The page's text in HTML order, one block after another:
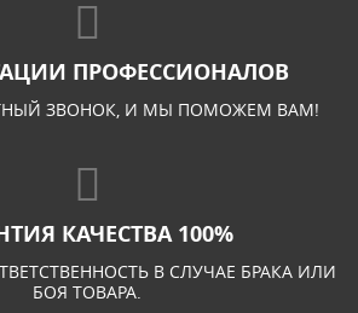
ПРОФЕССИОНАЛОВ
ЗВОНОК, И МЫ ПОМОЖЕМ ВАМ!
КАЧЕСТВА 100%
В СЛУЧАЕ БРАКА ИЛИ
БОЯ ТОВАРА.